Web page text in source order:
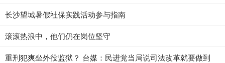
长沙望城暑假社保实践活动参与指南
滚滚热浪中，他们仍在岗位坚守
重刑犯爽坐外役监狱？ 台媒：民进党当局说司法改革就要做到